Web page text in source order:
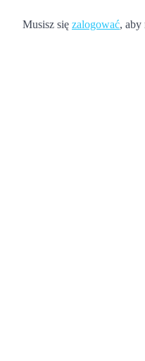
Musisz się zalogować, aby